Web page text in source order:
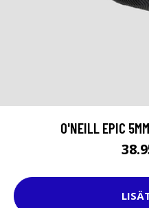
O'NEILL EPIC